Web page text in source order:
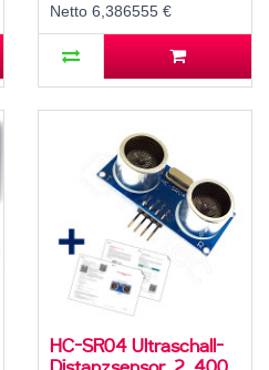
Netto 6,386555 €
HC-SR04 Ultraschall-